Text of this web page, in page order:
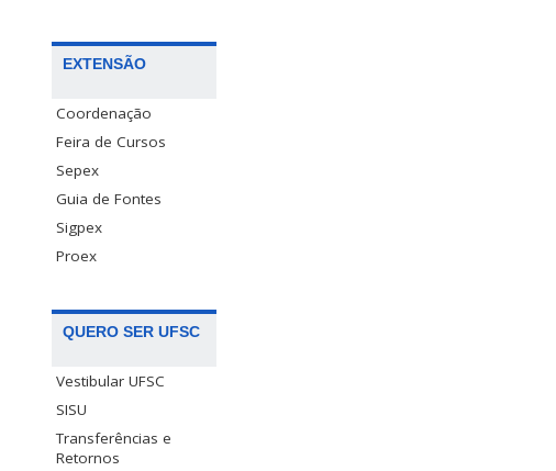
EXTENSÃO
Coordenação
Feira de Cursos
Sepex
Guia de Fontes
Sigpex
Proex
QUERO SER UFSC
Vestibular UFSC
SISU
Transferências e
Retornos